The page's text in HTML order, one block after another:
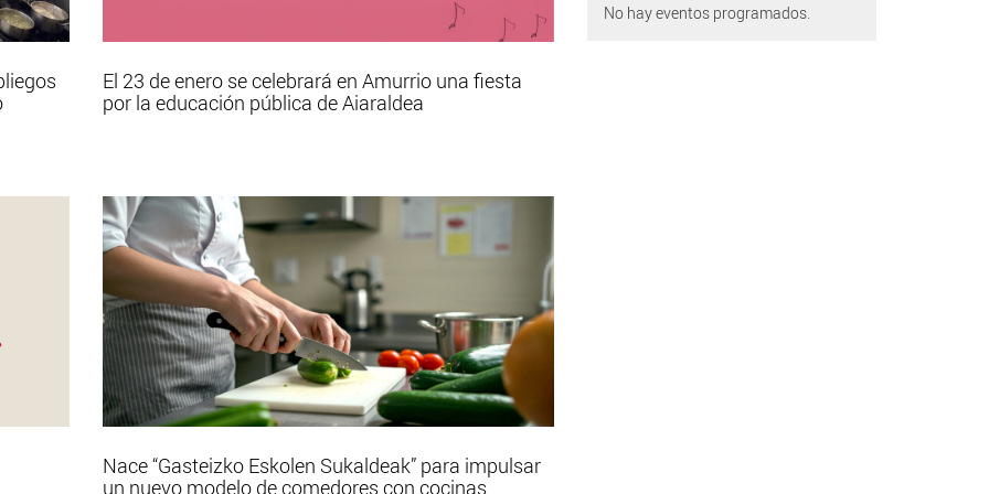
El 23 de enero se celebrará en Amurrio una fiesta
por la educación pública de Aiaraldea
Nace “Gasteizko Eskolen Sukaldeak” para impulsar
un nuevo modelo de comedores con cocinas
No hay eventos programados.